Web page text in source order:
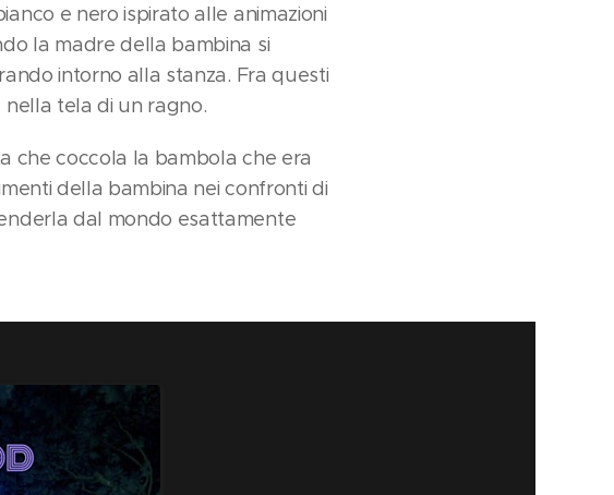
e nero ispirato alle animazioni
la madre della bambina si
intorno alla stanza. Fra questi
tela di un ragno.
che coccola la bambola che era
della bambina nei confronti di
dal mondo esattamente